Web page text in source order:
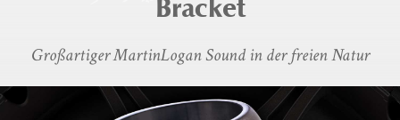
Bracket
Großartiger MartinLogan Sound in der freien Natur